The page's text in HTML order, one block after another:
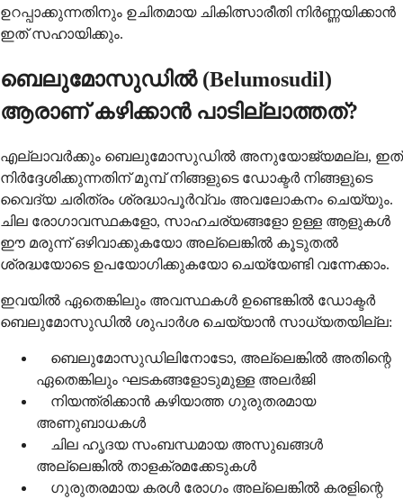
ഉറപ്പാക്കുന്നതിനും ഉചിതമായ ചികിത്സാരീതി നിർണ്ണയിക്കാൻ
ഇത് സഹായിക്കും.
ബെലുമോസുഡിൽ (Belumosudil)
ആരാണ് കഴിക്കാൻ പാടില്ലാത്തത്?
എല്ലാവർക്കും ബെലുമോസുഡിൽ അനുയോജ്യമല്ല, ഇത്
നിർദ്ദേശിക്കുന്നതിന് മുമ്പ് നിങ്ങളുടെ ഡോക്ടർ നിങ്ങളുടെ
വൈദ്യ ചരിത്രം ശ്രദ്ധാപൂർവ്വം അവലോകനം ചെയ്യും.
ചില രോഗാവസ്ഥകളോ, സാഹചര്യങ്ങളോ ഉള്ള ആളുകൾ
ഈ മരുന്ന് ഒഴിവാക്കുകയോ അല്ലെങ്കിൽ കൂടുതൽ
ശ്രദ്ധയോടെ ഉപയോഗിക്കുകയോ ചെയ്യേണ്ടി വന്നേക്കാം.
ഇവയിൽ ഏതെങ്കിലും അവസ്ഥകൾ ഉണ്ടെങ്കിൽ ഡോക്ടർ
ബെലുമോസുഡിൽ ശുപാർശ ചെയ്യാൻ സാധ്യതയില്ല:
ബെലുമോസുഡിലിനോടോ, അല്ലെങ്കിൽ അതിന്റെ
ഏതെങ്കിലും ഘടകങ്ങളോടുമുള്ള അലർജി
നിയന്ത്രിക്കാൻ കഴിയാത്ത ഗുരുതരമായ
അണുബാധകൾ
ചില ഹൃദയ സംബന്ധമായ അസുഖങ്ങൾ
അല്ലെങ്കിൽ താളക്രമക്കേടുകൾ
ഗുരുതരമായ കരൾ രോഗം അല്ലെങ്കിൽ കരളിന്റെ